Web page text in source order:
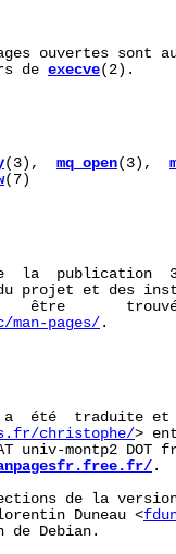
ouvertes sont
de
execve(2).
(3), mq_open(3),
(7)
la  publication
projet et des
être
pages/ .
été  traduite
christophe/>
univ-montp2 DOT
.
de la
Duneau <
de Debian.